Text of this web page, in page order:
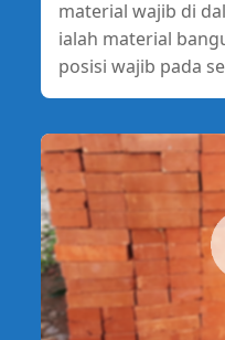
material wajib di
ialah material
posisi wajib pada